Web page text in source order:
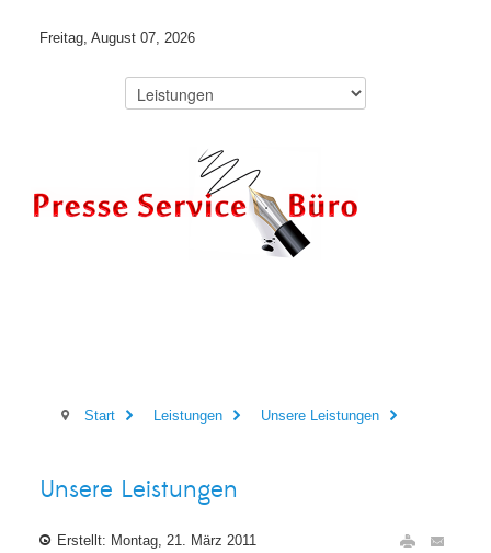
Freitag, August 07, 2026
Start Leistungen Unsere Leistungen
Unsere Leistungen
Erstellt: Montag, 21. März 2011